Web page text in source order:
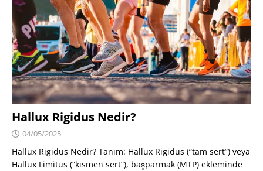
Hallux Rigidus Nedir?
04/05/2025
Hallux Rigidus Nedir? Tanım: Hallux Rigidus (“tam sert”) veya
Hallux Limitus (“kısmen sert”), başparmak (MTP) ekleminde